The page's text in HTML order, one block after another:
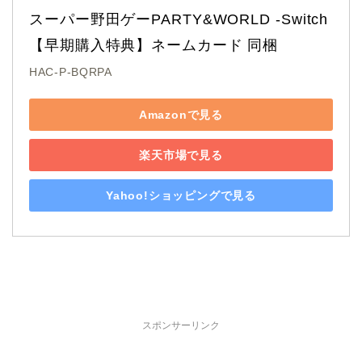
スーパー野田ゲーPARTY&WORLD -Switch
【早期購入特典】ネームカード 同梱
HAC-P-BQRPA
Amazonで見る
楽天市場で見る
Yahoo!ショッピングで見る
スポンサーリンク